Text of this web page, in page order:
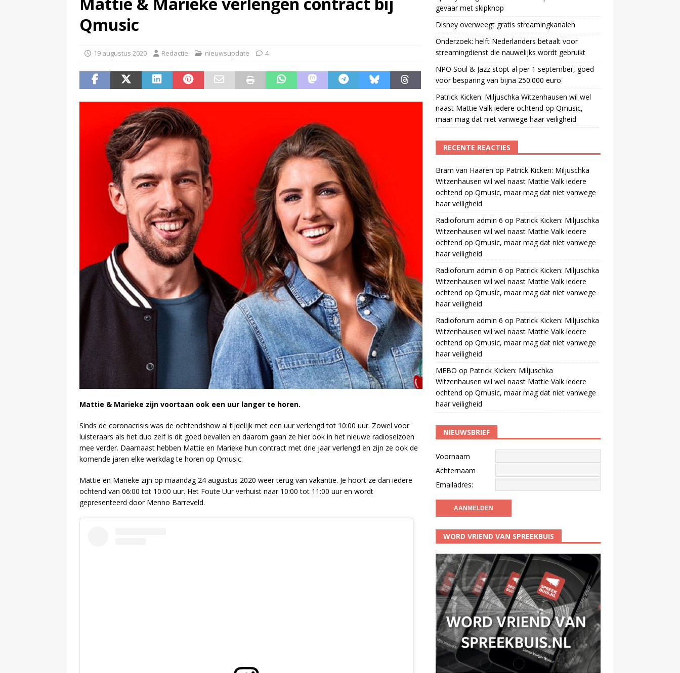
(
Qmusic
19 augustus 2020 Redactie nieuwsupdate 4
Mattie & Marieke zijn voortaan ook een uur langer te horen.
Sinds de coronacrisis was de ochtendshow al tijdelijk met een uur verlengd tot 10:00 uur. Zowel voor
luisteraars als het duo zelf is dit goed bevallen en daarom gaan ze hier ook in het nieuwe radioseizoen
mee verder. Daarnaast hebben Mattie en Marieke hun contract met drie jaar verlengd en zijn ze ook de
komende jaren elke werkdag te horen op Qmusic.
Mattie en Marieke zijn op maandag 24 augustus 2020 weer terug van vakantie. Je hoort ze dan iedere
ochtend van 06:00 tot 10:00 uur. Het Foute Uur verhuist naar 10:00 tot 11:00 uur en wordt
gepresenteerd door Menno Barreveld.
gevaar met skipknop
Disney overweegt gratis streamingkanalen
Onderzoek: helft Nederlanders betaalt voor
streamingdienst die nauwelijks wordt gebruikt
NPO Soul & Jazz stopt al per 1 september, goed
voor besparing van bijna 250.000 euro
Patrick Kicken: Miljuschka Witzenhausen wil wel
naast Mattie Valk iedere ochtend op Qmusic,
maar mag dat niet vanwege haar veiligheid
RECENTE REACTIES
Bram van Haaren op Patrick Kicken: Miljuschka
Witzenhausen wil wel naast Mattie Valk iedere
ochtend op Qmusic, maar mag dat niet vanwege
haar veiligheid
Radioforum admin 6 op Patrick Kicken: Miljuschka
Witzenhausen wil wel naast Mattie Valk iedere
ochtend op Qmusic, maar mag dat niet vanwege
haar veiligheid
Radioforum admin 6 op Patrick Kicken: Miljuschka
Witzenhausen wil wel naast Mattie Valk iedere
ochtend op Qmusic, maar mag dat niet vanwege
haar veiligheid
Radioforum admin 6 op Patrick Kicken: Miljuschka
Witzenhausen wil wel naast Mattie Valk iedere
ochtend op Qmusic, maar mag dat niet vanwege
haar veiligheid
MEBO op Patrick Kicken: Miljuschka
Witzenhausen wil wel naast Mattie Valk iedere
ochtend op Qmusic, maar mag dat niet vanwege
haar veiligheid
NIEUWSBRIEF
Voornaam
Achternaam
Emailadres:
WORD VRIEND VAN SPREEKBUIS